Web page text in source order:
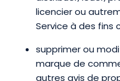
licencier ou
Service à des fins
supprimer ou
marque de
autres avis de